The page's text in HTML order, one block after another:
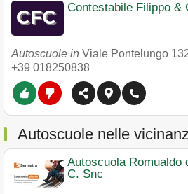
Contestabile Filippo &
Autoscuole in Viale Pontelungo
+39 018250838
Autoscuole nelle
Autoscuola Romualdo
C. Snc